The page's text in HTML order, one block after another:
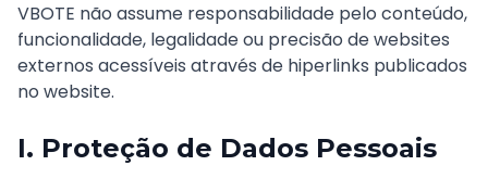
VBOTE não assume responsabilidade pelo conteúdo,
funcionalidade, legalidade ou precisão de websites
externos acessíveis através de hiperlinks publicados
no website.
I. Proteção de Dados Pessoais